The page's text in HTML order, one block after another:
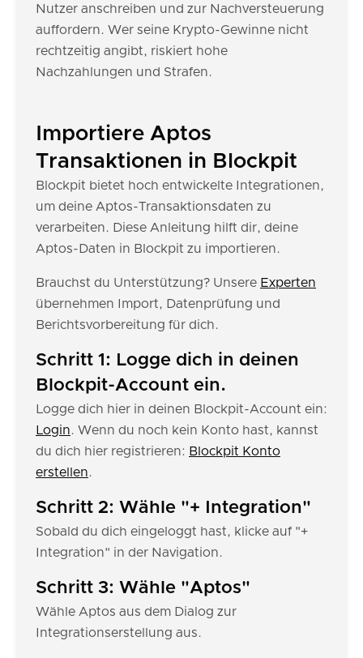
Nutzer anschreiben und zur Nachversteuerung
auffordern. Wer seine Krypto-Gewinne nicht
rechtzeitig angibt, riskiert hohe
Nachzahlungen und Strafen.
Importiere Aptos
Transaktionen in Blockpit
Blockpit bietet hoch entwickelte Integrationen,
um deine Aptos-Transaktionsdaten zu
verarbeiten. Diese Anleitung hilft dir, deine
Aptos-Daten in Blockpit zu importieren.
Brauchst du Unterstützung? Unsere Experten
übernehmen Import, Datenprüfung und
Berichtsvorbereitung für dich.
Schritt 1: Logge dich in deinen
Blockpit-Account ein.
Logge dich hier in deinen Blockpit-Account ein:
Login. Wenn du noch kein Konto hast, kannst
du dich hier registrieren: Blockpit Konto
erstellen.
Schritt 2: Wähle "+ Integration"
Sobald du dich eingeloggt hast, klicke auf "+
Integration" in der Navigation.
Schritt 3: Wähle "Aptos"
Wähle Aptos aus dem Dialog zur
Integrationserstellung aus.